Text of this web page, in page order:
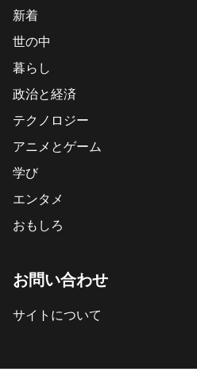
新着
世の中
暮らし
政治と経済
テクノロジー
アニメとゲーム
学び
エンタメ
おもしろ
お問い合わせ
サイトについて